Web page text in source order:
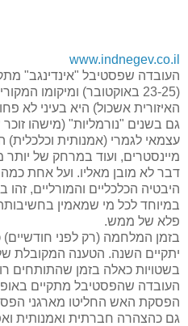
www.indnegev.co.il
העובדה שפסטיבל "אינדינגב"
(23-25 באוקטובר) ומיקומו
האיזורית אשכול) היא בעיני לא
גם בשנים "נורמליות" (מישהו
עצמאי לגמרי (אמנותית
מיינסטרים, ועוד במרחק של
דבר לא מובן מאליו. ועל אחת
היבטיה הכלכליים והמורליים,
במיוחד לכל מי שמאמין
פלא של ממש.
בזמן המלחמה (רק לפני
יתקיים השנה. הטענה המקובלת
בשטויות כאלה בזמן שהתותחים
העובדה שהפסטיבל מתקיים
הפסקת האש החליטו מארגני
גם כהצהרה חברתית ואמנותית